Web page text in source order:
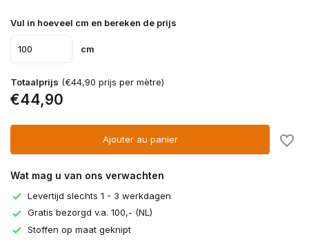
Vul in hoeveel cm en bereken de prijs
cm
Totaalprijs (€44,90 prijs per mètre)
€44,90
Ajouter au panier
Wat mag u van ons verwachten
Levertijd slechts 1 - 3 werkdagen
Gratis bezorgd v.a. 100,- (NL)
Stoffen op maat geknipt